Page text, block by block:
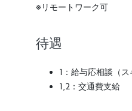
※リモートワーク可
待遇
1：給与応相談（
1,2：交通費支給